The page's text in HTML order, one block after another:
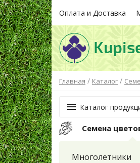
Оплата и Доставка
Главная / Каталог /
Каталог
Семена
Многолетники